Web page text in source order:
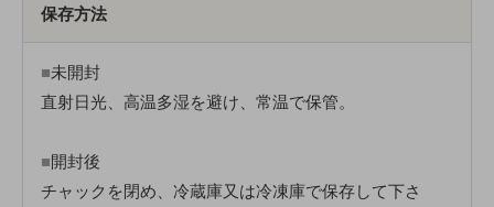
保存方法
■未開封
直射日光、高温多湿を避け、常温で保管。
■開封後
チャックを閉め、冷蔵庫又は冷凍庫で保存して下さ